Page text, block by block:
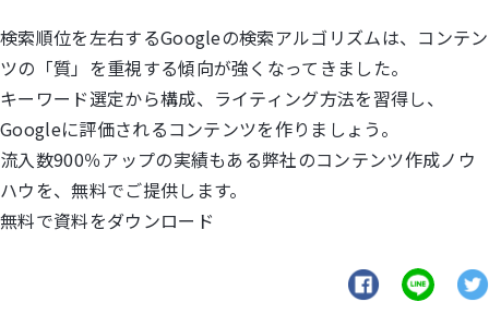
検索順位を左右するGoogleの検索アルゴリズムは、コンテン
ツの「質」を重視する傾向が強くなってきました。
キーワード選定から構成、ライティング方法を習得し、
Googleに評価されるコンテンツを作りましょう。
流入数900％アップの実績もある弊社のコンテンツ作成ノウ
ハウを、無料でご提供します。
無料で資料をダウンロード